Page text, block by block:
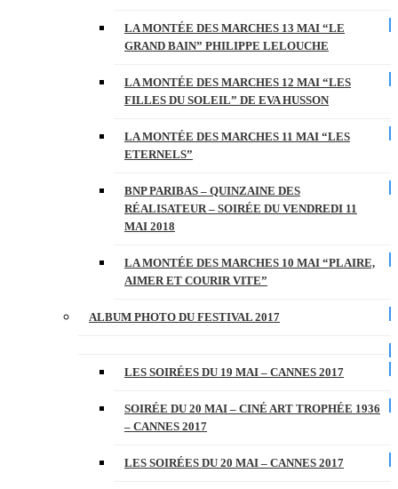
LA MONTÉE DES MARCHES 13 MAI “LE
GRAND BAIN” PHILIPPE LELOUCHE
LA MONTÉE DES MARCHES 12 MAI “LES
FILLES DU SOLEIL” DE EVA HUSSON
LA MONTÉE DES MARCHES 11 MAI “LES
ETERNELS”
BNP PARIBAS – QUINZAINE DES
RÉALISATEUR – SOIRÉE DU VENDREDI 11
MAI 2018
LA MONTÉE DES MARCHES 10 MAI “PLAIRE,
AIMER ET COURIR VITE”
ALBUM PHOTO DU FESTIVAL 2017
LES SOIRÉES DU 19 MAI – CANNES 2017
SOIRÉE DU 20 MAI – CINÉ ART TROPHÉE 1936
– CANNES 2017
LES SOIRÉES DU 20 MAI – CANNES 2017